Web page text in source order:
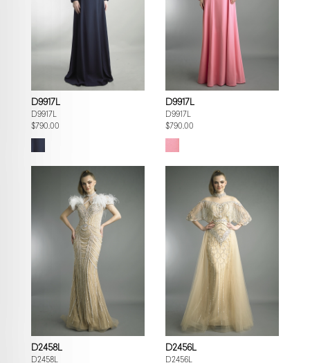
D9917L
D9917L
$790.00
D9917L
D9917L
$790.00
D2458L
D2458L
D2456L
D2456L